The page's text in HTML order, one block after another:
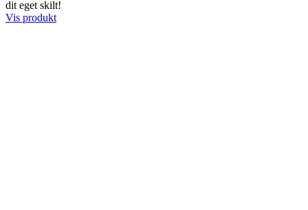
dit eget skilt!
Vis produkt